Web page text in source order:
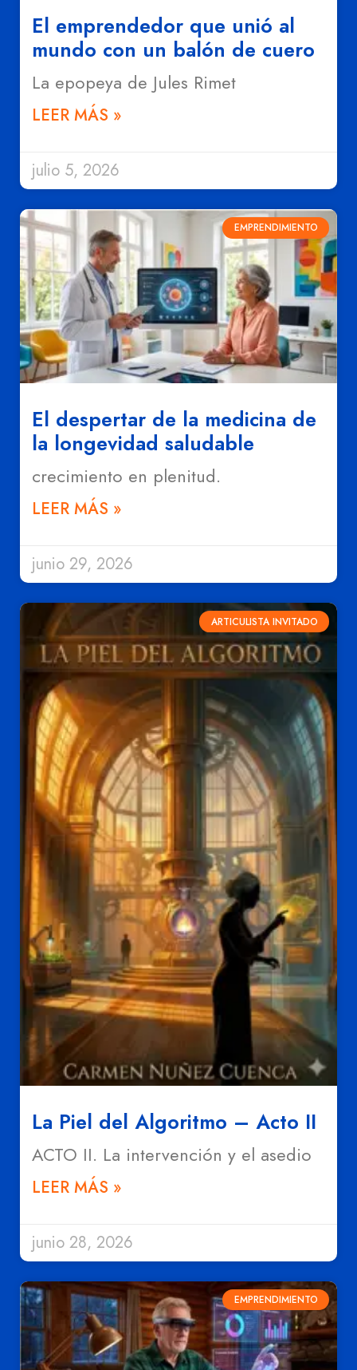
El emprendedor que unió al
mundo con un balón de cuero
La epopeya de Jules Rimet
LEER MÁS »
julio 5, 2026
EMPRENDIMIENTO
El despertar de la medicina de
la longevidad saludable
crecimiento en plenitud.
LEER MÁS »
junio 29, 2026
ARTICULISTA INVITADO
La Piel del Algoritmo – Acto II
ACTO II. La intervención y el asedio
LEER MÁS »
junio 28, 2026
EMPRENDIMIENTO